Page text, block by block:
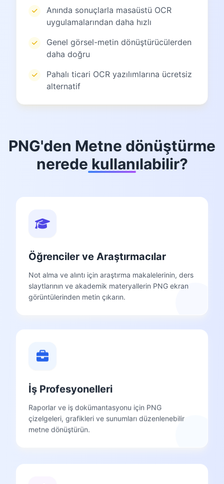
Anında sonuçlarla masaüstü OCR
uygulamalarından daha hızlı
Genel görsel-metin dönüştürücülerden
daha doğru
Pahalı ticari OCR yazılımlarına ücretsiz
alternatif
PNG'den Metne dönüştürme
nerede kullanılabilir?
Öğrenciler ve Araştırmacılar
Not alma ve alıntı için araştırma makalelerinin, ders
slaytlarının ve akademik materyallerin PNG ekran
görüntülerinden metin çıkarın.
İş Profesyonelleri
Raporlar ve iş dokümantasyonu için PNG
çizelgeleri, grafikleri ve sunumları düzenlenebilir
metne dönüştürün.